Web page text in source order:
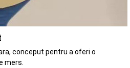
conceput pentru a oferi o
mers.